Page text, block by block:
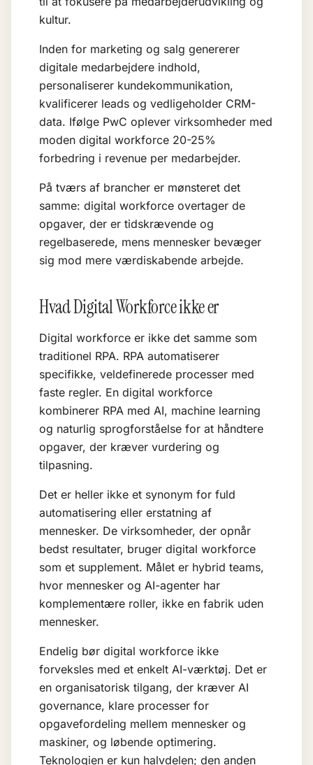
kultur.
Inden for marketing og salg genererer
digitale medarbejdere indhold,
personaliserer kundekommunikation,
kvalificerer leads og vedligeholder CRM-
data. Ifølge PwC oplever virksomheder med
moden digital workforce 20-25%
forbedring i revenue per medarbejder.
På tværs af brancher er mønsteret det
samme: digital workforce overtager de
opgaver, der er tidskrævende og
regelbaserede, mens mennesker bevæger
sig mod mere værdiskabende arbejde.
Hvad Digital Workforce ikke er
Digital workforce er ikke det samme som
traditionel RPA. RPA automatiserer
specifikke, veldefinerede processer med
faste regler. En digital workforce
kombinerer RPA med AI, machine learning
og naturlig sprogforståelse for at håndtere
opgaver, der kræver vurdering og
tilpasning.
Det er heller ikke et synonym for fuld
automatisering eller erstatning af
mennesker. De virksomheder, der opnår
bedst resultater, bruger digital workforce
som et supplement. Målet er hybrid teams,
hvor mennesker og AI-agenter har
komplementære roller, ikke en fabrik uden
mennesker.
Endelig bør digital workforce ikke
forveksles med et enkelt AI-værktøj. Det er
en organisatorisk tilgang, der kræver AI
governance, klare processer for
opgavefordeling mellem mennesker og
maskiner, og løbende optimering.
Teknologien er kun halvdelen; den anden